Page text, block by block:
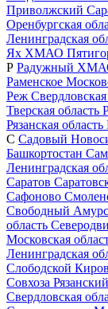
Приволжский
Оренбургская
Ленинградская
Ях ХМАО
Р Радужный
Раменское
Реж Свердловская
Тверская область
Рязанская область
С Садовый
Башкортостан
Ленинградская
Саратов
Сафоново
Свободный
область
Московская
Ленинградская
Слободской
Совхоза Рязанский
Свердловская